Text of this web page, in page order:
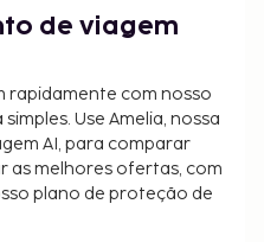
15 anos estão isentas
de maio a 30 de junho:
por noite. As crianças
estão isentas do
de julho a 31 de agosto,
por noite. As crianças
de viagem
rapidamente com nosso
Use Amelia, nossa
AI, para comparar
as melhores ofertas, com
plano de proteção de